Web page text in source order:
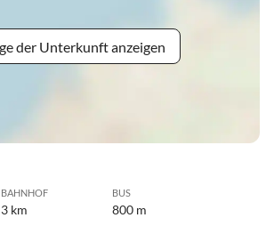
der Unterkunft anzeigen
BAHNHOF
3 km
BUS
800 m